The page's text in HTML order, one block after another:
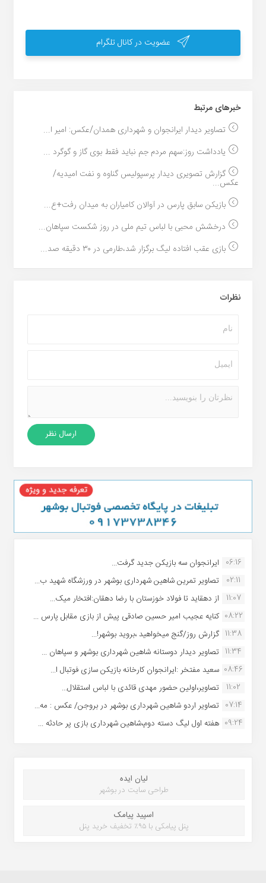
عضویت در کانال تلگرام
خبر‌های مرتبط
تصاویر دیدار ایرانجوان و شهرداری همدان/عکس: امیر ا...
یادداشت روز:سهم مردم جم نباید فقط بوی گاز و گوگرد ...
گزارش تصویری دیدار پرسپولیس گناوه و نفت امیدیه/
عکس...
بازیکن سابق پارس در آوالان کامیاران به میدان رفت+ع...
درخشش محبی با لباس تیم ملی در روز شکست سپاهان...
بازی عقب افتاده لیگ برگزار شد،طارمی در ۳۰ دقیقه صد...
نظرات
06:16 ایرانجوان سه بازیکن جدید گرفت...
02:11
تصاویر تمرین شاهین شهردارى بوشهر در ورزشگاه شهید ب...
11:07
از دهقاید تا فولاد خوزستان با رضا دهقان:افتخار میک...
08:22 کنایه عجیب امیر حسین صادقی پیش از بازی مقابل پارس ...
11:38 گزارش روز/گنج میخواهید ،بروید بوشهر!...
11:34 تصاویر دیدار دوستانه شاهین شهردارى بوشهر و سپاهان ...
08:46 سعید مفتخر :ایرانجوان کارخانه بازیکن سازی فوتبال ا...
11:02
تصاویر،اولین حضور مهدی قائدی با لباس استقلال...
07:14 تصاویر اردو شاهین شهرداری بوشهر در بروجن/ عکس : مه...
09:24 هفته اول لیگ دسته دوم،شاهین شهرداری بازی پر حادثه ...
لیان ایده
طراحی سایت در بوشهر
اسپید پیامک
پنل پیامکی با ۹۵٪ تخفیف خرید پنل